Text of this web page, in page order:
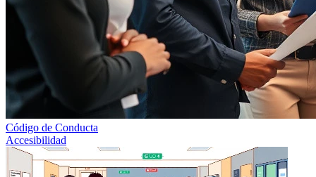
Código de Conducta
Accesibilidad